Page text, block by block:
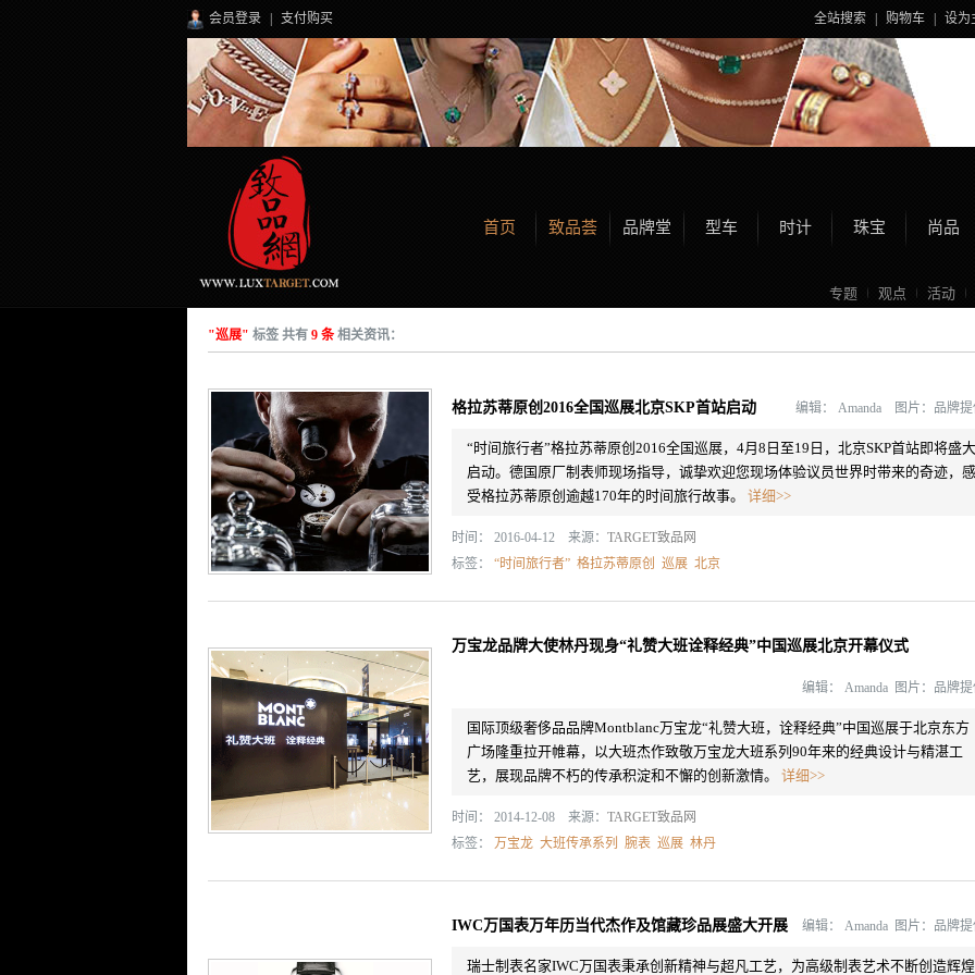
会员登录 支付购买 全站搜索 购物车 设为
首页 致品荟 品牌堂 型车 时计 珠宝 尚品
专题 观点 活动
"巡展" 标签 共有 9 条相关资讯：
格拉苏蒂原创2016全国巡展北京SKP首站启动 编辑： Amanda 图片：品牌提
“时间旅行者”格拉苏蒂原创2016全国巡展，4月8日至19日，北京SKP首站即将盛大
启动。德国原厂制表师现场指导，诚挚欢迎您现场体验议员世界时带来的奇迹，感
受格拉苏蒂原创逾越170年的时间旅行故事。 详细>>
时间： 2016-04-12 来源： TARGET致品网
标签： “时间旅行者” 格拉苏蒂原创 巡展 北京
万宝龙品牌大使林丹现身“礼赞大班诠释经典”中国巡展北京开幕仪式
编辑： Amanda 图片：品牌
国际顶级奢侈品品牌Montblanc万宝龙“礼赞大班，诠释经典”中国巡展于北京东方
广场隆重拉开帷幕，以大班杰作致敬万宝龙大班系列90年来的经典设计与精湛工
艺，展现品牌不朽的传承积淀和不懈的创新激情。 详细>>
时间： 2014-12-08 来源： TARGET致品网
标签： 万宝龙 大班传承系列 腕表 巡展 林丹
IWC万国表万年历当代杰作及馆藏珍品展盛大开展 编辑： Amanda 图片：品牌
瑞士制表名家IWC万国表秉承创新精神与超凡工艺，为高级制表艺术不断创造辉煌